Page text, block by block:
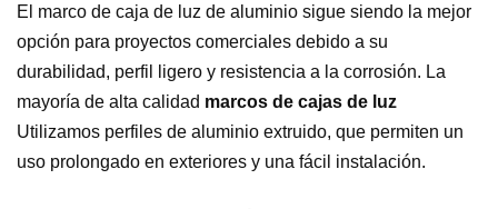
El marco de caja de luz de aluminio sigue siendo la mejor
opción para proyectos comerciales debido a su
durabilidad, perfil ligero y resistencia a la corrosión. La
mayoría de alta calidad marcos de cajas de luz
Utilizamos perfiles de aluminio extruido, que permiten un
uso prolongado en exteriores y una fácil instalación.